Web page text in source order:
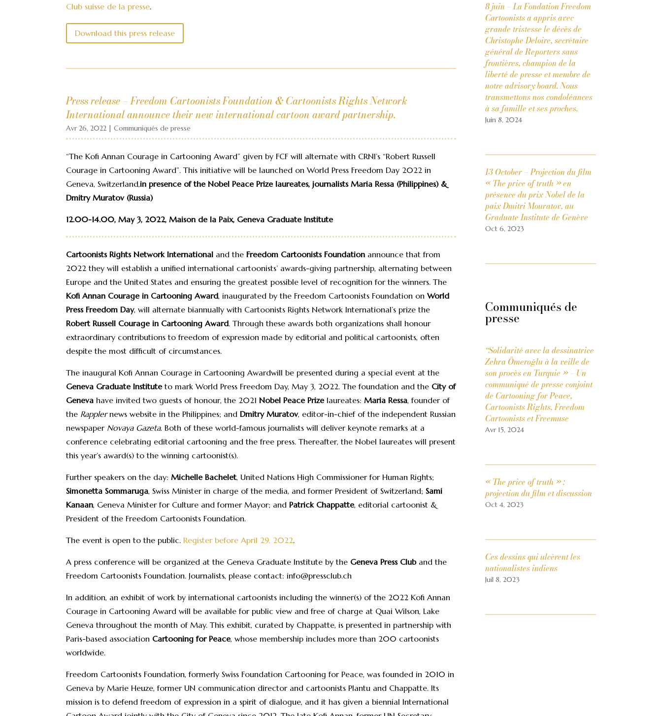
Club suisse de la presse.
Download this press release
Press release – Freedom Cartoonists Foundation & Cartoonists Rights Network
International announce their new international cartoon award partnership.
Avr 26, 2022 |Communiqués de presse
“The Kofi Annan Courage in Cartooning Award” given by FCF will alternate with CRNI’s “Robert Russell
Courage in Cartooning Award”. This initiative will be launched on World Press Freedom Day 2022 in
Geneva, Switzerland,in presence of the Nobel Peace Prize laureates, journalists Maria Ressa (Philippines) &
Dmitry Muratov (Russia)
12.00-14.00, May 3, 2022, Maison de la Paix, Geneva Graduate Institute
Cartoonists Rights Network International and theFreedom Cartoonists Foundation announce that from
2022 they will establish a unified international cartoonists’ awards-giving partnership, alternating between
Europe and the United States and ensuring the greatest possible level of recognition for the winners. The
Kofi Annan Courage in Cartooning Award, inaugurated by the Freedom Cartoonists Foundation onWorld
Press Freedom Day, will alternate biannually with Cartoonists Rights Network International’s prize the
Robert Russell Courage in Cartooning Award. Through these awards both organizations shall honour
extraordinary contributions to freedom of expression made by editorial and political cartoonists, often
despite the most difficult of circumstances.
The inaugural Kofi Annan Courage in Cartooning Awardwill be presented during a special event at the
Geneva Graduate Instituteto mark World Press Freedom Day, May 3, 2022. The foundation and the City of
Geneva have invited two guests of honour, the 2021Nobel Peace Prizelaureates: Maria Ressa, founder of
the Rapplernews website in the Philippines; andDmitry Muratov, editor-in-chief of the independent Russian
newspaper Novaya Gazeta. Both of these world-famous journalists will deliver keynote remarks at a
conference celebrating editorial cartooning and the free press. Thereafter, the Nobel laureates will present
this year’s award(s) to the winning cartoonist(s).
Further speakers on the day: Michelle Bachelet, United Nations High Commissioner for Human Rights;
Simonetta Sommaruga, Swiss Minister in charge of the media, and former President of Switzerland;Sami
Kanaan, Geneva Minister for Culture and former Mayor; andPatrick Chappatte, editorial cartoonist &
President of the Freedom Cartoonists Foundation.
The event is open to the public. Register before April 29, 2022.
A press conference will be organized at the Geneva Graduate Institute by the Geneva Press Cluband the
Freedom Cartoonists Foundation. Journalists, please contact: info@pressclub.ch
In addition, an exhibit of work by international cartoonists including the winner(s) of the 2022 Kofi Annan
Courage in Cartooning Award will be available for public view and free of charge at Quai Wilson, Lake
Geneva throughout the month of May. This exhibit, curated by Chappatte, is presented in partnership with
Paris-based association Cartooning for Peace, whose membership includes more than 200 cartoonists
worldwide.
Freedom Cartoonists Foundation, formerly Swiss Foundation Cartooning for Peace, was founded in 2010 in
Geneva by Marie Heuze, former UN communication director and cartoonists Plantu and Chappatte. Its
mission is to defend freedom of expression in a spirit of dialogue, and it has given a biennial International
8 juin – La Fondation Freedom
Cartoonists a appris avec
grande tristesse le décès de
Christophe Deloire, secrétaire
général de Reporters sans
frontières, champion de la
liberté de presse et membre de
notre advisory board. Nous
transmettons nos condoléances
à sa famille et ses proches.
Juin 8, 2024
13 October – Projection du film
« The price of truth » en
présence du prix Nobel de la
paix Dmitri Mouratov, au
Graduate Institute de Genève
Oct 6, 2023
Communiqués de
presse
“Solidarité avec la dessinatrice
Zehra Ömeroğlu à la veille de
son procès en Turquie » – Un
communiqué de presse conjoint
de Cartooning for Peace,
Cartoonists Rights, Freedom
Cartoonists et Freemuse
Avr 15, 2024
« The price of truth » :
projection du film et discussion
Oct 4, 2023
Ces dessins qui ulcèrent les
nationalistes indiens
Juil 8, 2023